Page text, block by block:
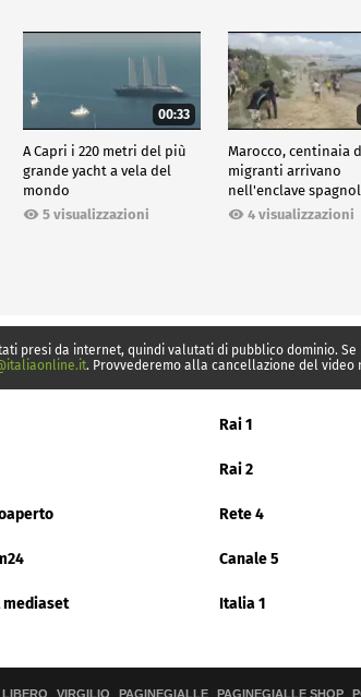
00:33
A Capri i 220 metri del più
grande yacht a vela del
mondo
5 visualizzazioni
Marocco, centinaia
migranti arrivano
nell'enclave
Ceuta4 visualizzazioni
presi da internet, quindi valutati di pubblico dominio.
. Provvederemo alla cancellazione del video
Rai 1
Rai 2
Rete 4
Canale 5
mediaset Italia 1
LIBERO VIRGILIO PAGINEGIALLE PAGINEGIALLE SHOP